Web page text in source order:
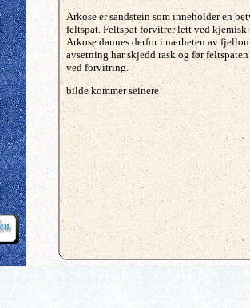
Arkose er sandstein som inneholder en
feltspat. Feltspat forvitrer lett ved
Arkose dannes derfor i nærheten av
avsetning har skjedd rask og før
ved forvitring.
bilde kommer seinere